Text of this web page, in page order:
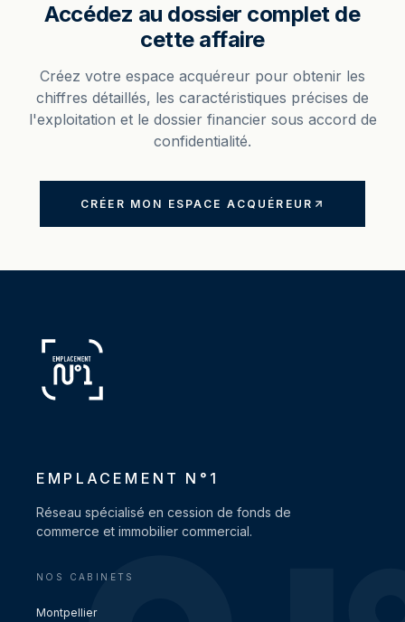
Accédez au dossier complet de
cette affaire
Créez votre espace acquéreur pour obtenir les
chiffres détaillés, les caractéristiques précises de
l'exploitation et le dossier financier sous accord de
confidentialité.
CRÉER MON ESPACE ACQUÉREUR
EMPLACEMENT N°1
Réseau spécialisé en cession de fonds de
commerce et immobilier commercial.
NOS CABINETS
Montpellier